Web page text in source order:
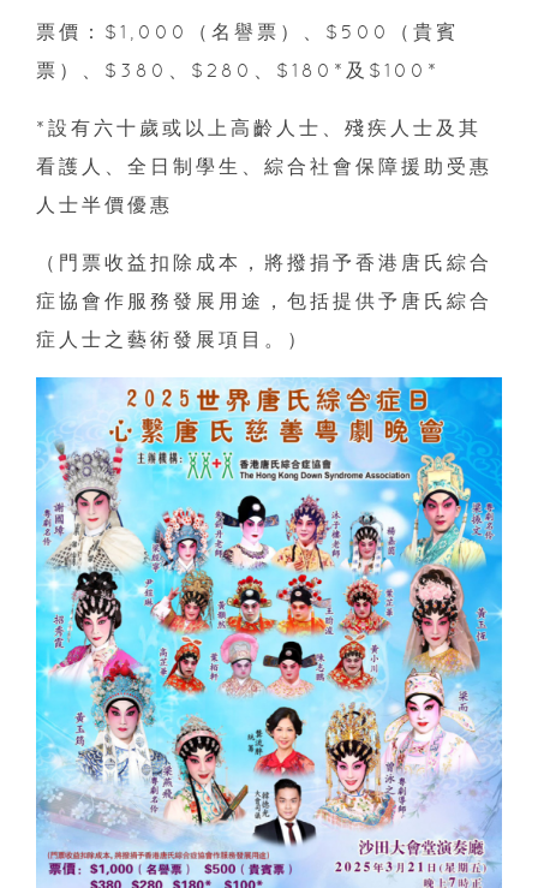
票價：$1,000（名譽票）、$500（貴賓
票）、$380、$280、$180*及$100*
*設有六十歲或以上高齡人士、殘疾人士及其
看護人、全日制學生、綜合社會保障援助受惠
人士半價優惠
（門票收益扣除成本，將撥捐予香港唐氏綜合
症協會作服務發展用途，包括提供予唐氏綜合
症人士之藝術發展項目。）